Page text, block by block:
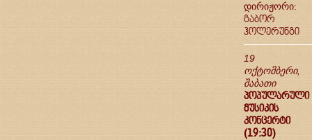
დირიჟორი:
გაბორ
ჰოლერუნგი
19
ოქტომბერი,
შაბათი
პოპულარული
მუსიკის
კონცერტი
(19:30)